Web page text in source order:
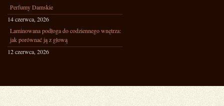
Perfumy Damskie
14 czerwca, 2026
Laminowana podłoga do codziennego wnętrza:
jak porównać ją z głową
12 czerwca, 2026